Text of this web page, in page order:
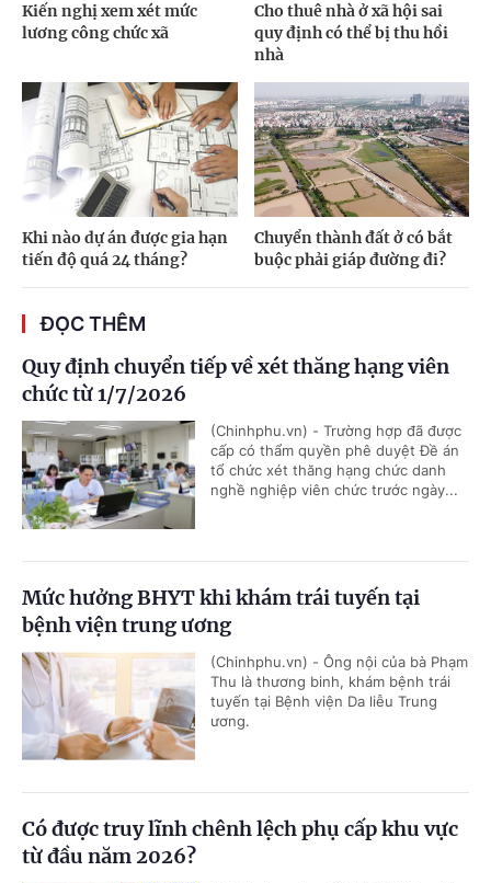
Kiến nghị xem xét mức
lương công chức xã
Cho thuê nhà ở xã hội sai
quy định có thể bị thu hồi
nhà
Khi nào dự án được gia hạn
tiến độ quá 24 tháng?
Chuyển thành đất ở có bắt
buộc phải giáp đường đi?
ĐỌC THÊM
Quy định chuyển tiếp về xét thăng hạng viên
chức từ 1/7/2026
(Chinhphu.vn) - Trường hợp đã được
cấp có thẩm quyền phê duyệt Đề án
tổ chức xét thăng hạng chức danh
nghề nghiệp viên chức trước ngày...
Mức hưởng BHYT khi khám trái tuyến tại
bệnh viện trung ương
(Chinhphu.vn) - Ông nội của bà Phạm
Thu là thương binh, khám bệnh trái
tuyến tại Bệnh viện Da liễu Trung
ương.
Có được truy lĩnh chênh lệch phụ cấp khu vực
từ đầu năm 2026?